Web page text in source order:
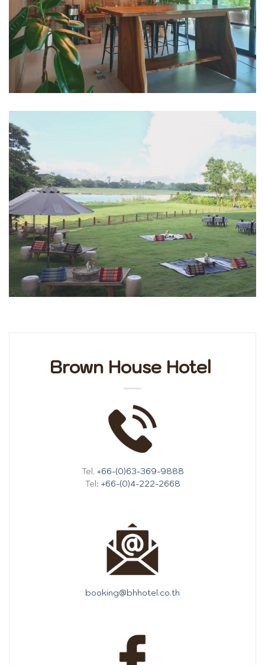
Brown House Hotel
Tel. +66-(0)63-369-9888
Tel: +66-(0)4-222-2668
booking@bhhotel.co.th